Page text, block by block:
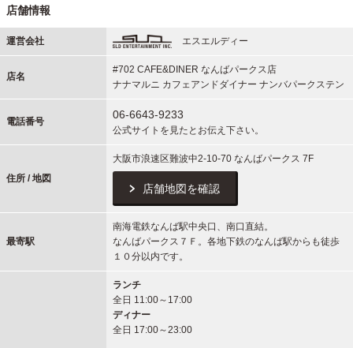
店舗情報
運営会社 エスエルディー
店名
#702 CAFE&DINER なんばパークス店
ナナマルニ カフェアンドダイナー ナンバパークステン
電話番号
06-6643-9233
公式サイトを見たとお伝え下さい。
住所 / 地図
大阪市浪速区難波中2-10-70 なんばパークス 7F
店舗地図を確認
最寄駅
南海電鉄なんば駅中央口、南口直結。
なんばパークス７Ｆ。各地下鉄のなんば駅からも徒歩
１０分以内です。
ランチ
全日 11:00～17:00
ディナー
全日 17:00～23:00